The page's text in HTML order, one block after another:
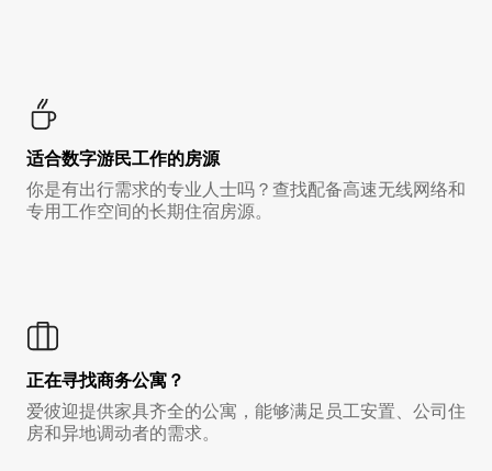
适合数字游民工作的房源
你是有出行需求的专业人士吗？查找配备高速无线网络和
专用工作空间的长期住宿房源。
正在寻找商务公寓？
爱彼迎提供家具齐全的公寓，能够满足员工安置、公司住
房和异地调动者的需求。